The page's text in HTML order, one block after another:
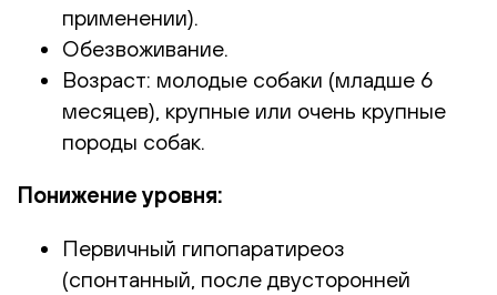
применении).
Обезвоживание.
Возраст: молодые собаки (младше 6
месяцев), крупные или очень крупные
породы собак.
Понижение уровня:
Первичный гипопаратиреоз
(спонтанный, после двусторонней